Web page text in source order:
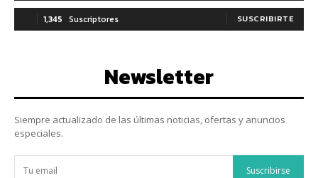
1,345 Suscriptores SUSCRIBIRTE
Newsletter
Siempre actualizado de las últimas noticias, ofertas y anuncios
especiales.
Suscribirse